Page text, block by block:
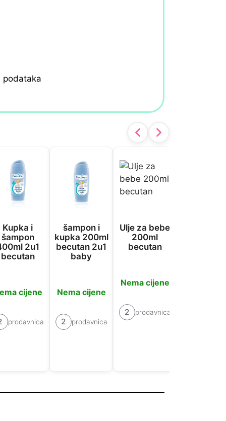
podataka
Kupka i
šampon
2u1
becutan
cijene
prodavnica
šampon i
kupka 200ml
becutan 2u1
baby
Nema cijene
2 prodavnica
Ulje za bebe
200ml
becutan
Nema cijene
2 prodavnica